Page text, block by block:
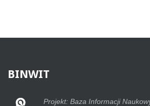
BINWIT
Projekt: Baza Informacji